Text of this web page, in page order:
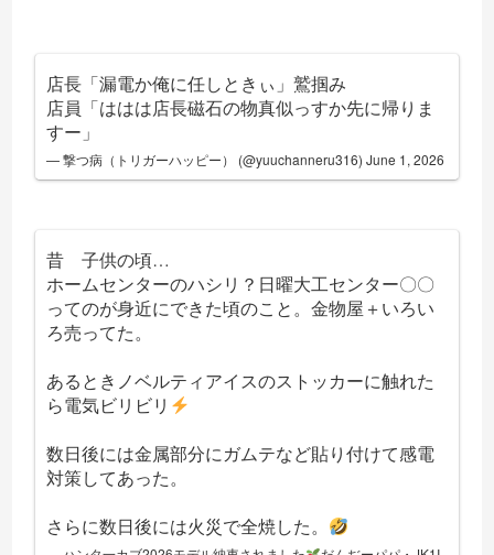
店長「漏電か俺に任しときぃ」鷲掴み
店員「ははは店長磁石の物真似っすか先に帰りま
すー」
— 撃つ病（トリガーハッピー） (@yuuchanneru316)June 1, 2026
昔 子供の頃…
ホームセンターのハシリ？日曜大工センター〇〇
ってのが身近にできた頃のこと。金物屋＋いろい
ろ売ってた。
あるときノベルティアイスのストッカーに触れた
ら電気ビリビリ
数日後には金属部分にガムテなど貼り付けて感電
対策してあった。
さらに数日後には火災で全焼した。